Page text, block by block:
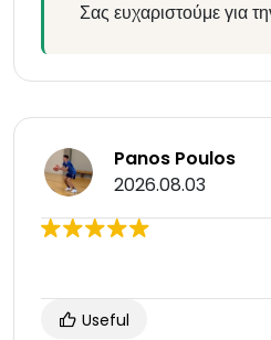
Σας ευχαριστούμε για
Panos Poulos
2026.08.03
Useful